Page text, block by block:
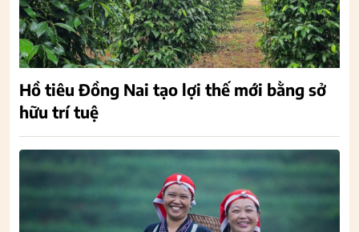
Hồ tiêu Đồng Nai tạo lợi thế mới bằng sở
hữu trí tuệ